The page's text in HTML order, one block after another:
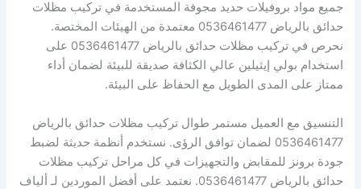
جميع مواد بروفيلات حديد مجوفة المستخدمة في تركيب مظلات
حدائق بالرياض 0536461477 معتمدة من الهيئات المختصة.
نحرص في تركيب مظلات حدائق بالرياض 0536461477 على
استخدام بولي إيثيلين عالي الكثافة صديقة للبيئة لضمان أداء
ممتاز على المدى الطويل مع الحفاظ على البيئة.
التنسيق مع العميل مستمر طوال تركيب مظلات حدائق بالرياض
0536461477 لضمان توافق الرؤى. نستخدم أنظمة حديثة لضبط
جودة برونز للمقابض والتجهيزات في كل مراحل تركيب مظلات
حدائق بالرياض 0536461477. نعتمد على أفضل الموردين لـ ألياف